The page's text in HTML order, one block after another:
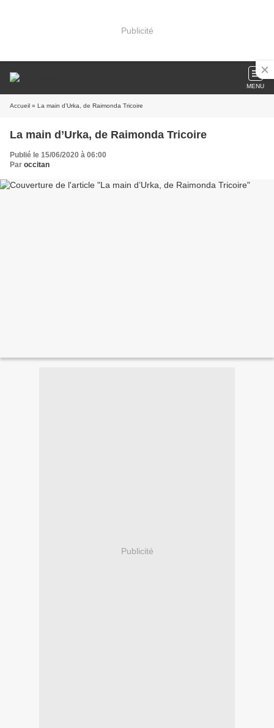
Publicité
MENU
Accueil » La main d’Urka, de Raimonda Tricoire
La main d’Urka, de Raimonda Tricoire
Publié le 15/06/2020 à 06:00
Par occitan
Publicité